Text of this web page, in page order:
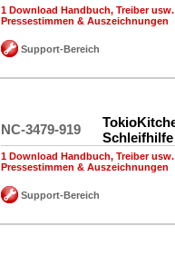
1 Download Handbuch, Treiber usw.
Pressestimmen & Auszeichnungen
Support-Bereich
NC-3479-919
1 Download Handbuch, Treiber usw.
Pressestimmen & Auszeichnungen
Support-Bereich